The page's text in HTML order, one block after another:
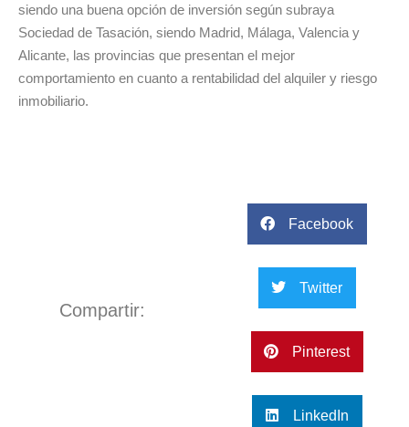
siendo una buena opción de inversión según subraya
Sociedad de Tasación, siendo Madrid, Málaga, Valencia y
Alicante, las provincias que presentan el mejor
comportamiento en cuanto a rentabilidad del alquiler y riesgo
inmobiliario.
Compartir:
Facebook
Twitter
Pinterest
LinkedIn